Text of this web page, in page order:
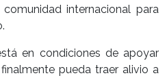
internacional para
en condiciones de apoyar
pueda traer alivio a